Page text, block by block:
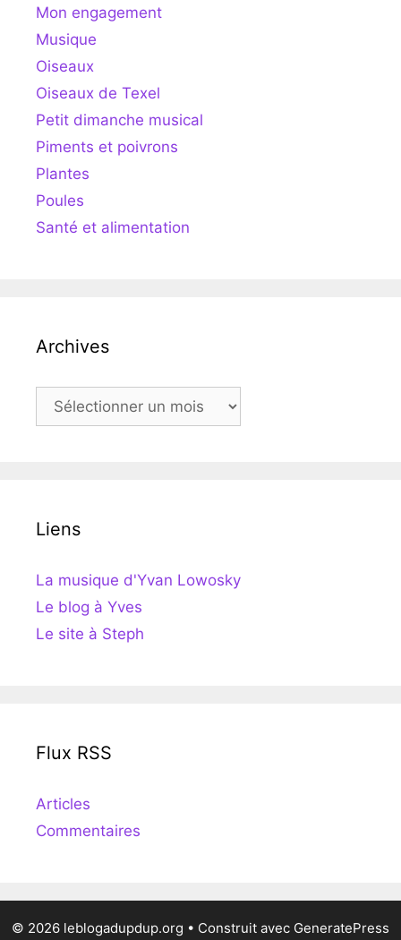
Mon engagement
Musique
Oiseaux
Oiseaux de Texel
Petit dimanche musical
Piments et poivrons
Plantes
Poules
Santé et alimentation
Archives
Archives
Liens
La musique d'Yvan Lowosky
Le blog à Yves
Le site à Steph
Flux RSS
Articles
Commentaires
© 2026 leblogadupdup.org • Construit avec GeneratePress